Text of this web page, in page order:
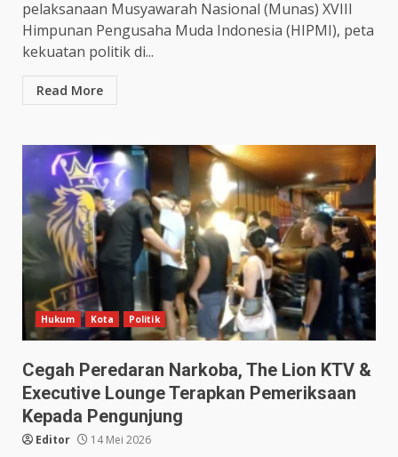
pelaksanaan Musyawarah Nasional (Munas) XVIII
Himpunan Pengusaha Muda Indonesia (HIPMI), peta
kekuatan politik di...
Read More
Hukum Kota Politik
Cegah Peredaran Narkoba, The Lion KTV &
Executive Lounge Terapkan Pemeriksaan
Kepada Pengunjung
Editor 14 Mei 2026